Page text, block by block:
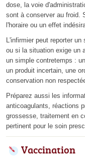
dose, la voie
sont à conserver au froid.
l'horaire ou un effet
L'infirmier peut reporter
ou si la situation exige un
un simple contretemps :
un produit incertain, une
conservation non
Préparez aussi les
anticoagulants, réactions
grossesse, traitement en
pertinent pour le soin
Vaccination